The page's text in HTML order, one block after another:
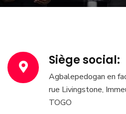
Siège social:
Agbalepedogan en
rue Livingstone,
TOGO